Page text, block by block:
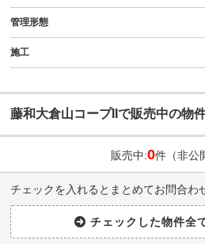
管理形態
施工
藤和大倉山コープIIで販売中の物
販売中:0件（非公
チェックを入れるとまとめてお問合わ